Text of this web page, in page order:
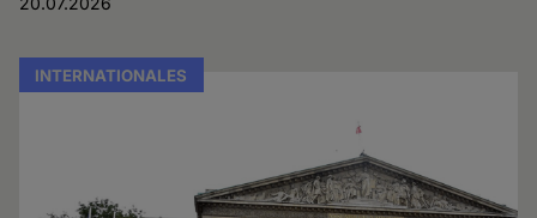
INTERNATIONALES